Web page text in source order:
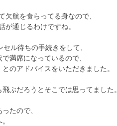
航を食らってる身なので、
が通じるわけですね。
ル待ちの手続きをして、
満席になっているので、
のアドバイスをいただきました。
ぶだろうとそこでは思ってました。
たので、